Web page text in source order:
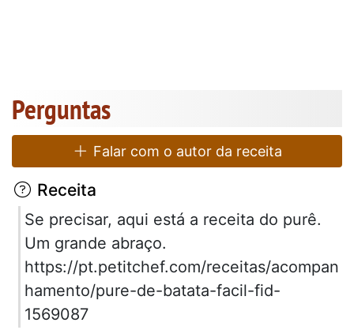
Perguntas
Falar com o autor da receita
Receita
Se precisar, aqui está a receita do purê.
Um grande abraço.
https://pt.petitchef.com/receitas/acompan
hamento/pure-de-batata-facil-fid-
1569087